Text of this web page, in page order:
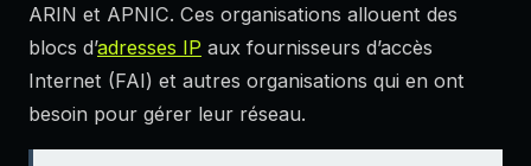
ARIN et APNIC. Ces organisations allouent des
blocs d’adresses IP aux fournisseurs d’accès
Internet (FAI) et autres organisations qui en ont
besoin pour gérer leur réseau.